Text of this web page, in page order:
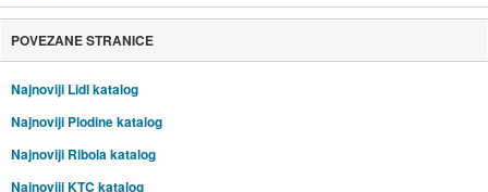
POVEZANE STRANICE
Najnoviji Lidl katalog
Najnoviji Plodine katalog
Najnoviji Ribola katalog
Najnoviji KTC katalog